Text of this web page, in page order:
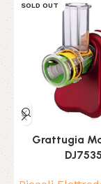
SOLD OUT
Grattugia
DJ7535